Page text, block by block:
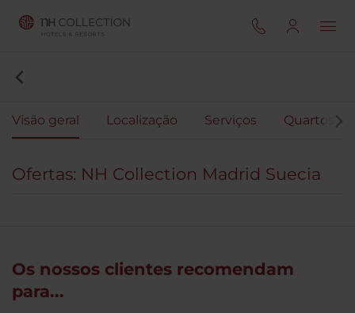
Visão geral Localização Serviços Quartos
Ofertas: NH Collection Madrid Suecia
Os nossos clientes recomendam
para...